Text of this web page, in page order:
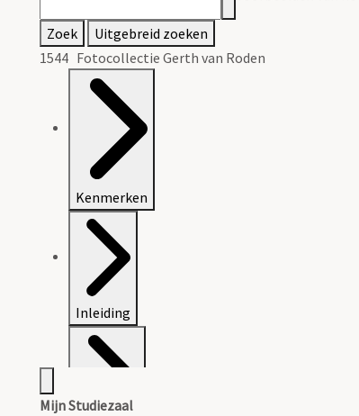
Zoek
Uitgebreid zoeken
1544 Fotocollectie Gerth van Roden
Kenmerken
Inleiding
Mijn Studiezaal